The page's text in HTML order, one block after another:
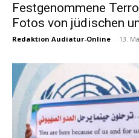
Festgenommene
Fotos von jüdischen
Redaktion Audiatur-Online - 13.